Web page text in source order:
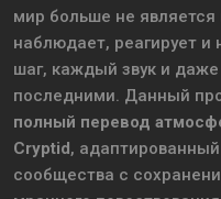
мир больше не
наблюдает, реагирует
шаг, каждый звук и даже
последними. Данный
полный перевод
Cryptid ,
сообщества с